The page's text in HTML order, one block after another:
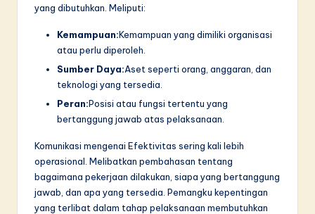
yang dibutuhkan. Meliputi:
Kemampuan:Kemampuan yang dimiliki organisasi
atau perlu diperoleh.
Sumber Daya:Aset seperti orang, anggaran, dan
teknologi yang tersedia.
Peran:Posisi atau fungsi tertentu yang
bertanggung jawab atas pelaksanaan.
Komunikasi mengenai Efektivitas sering kali lebih
operasional. Melibatkan pembahasan tentang
bagaimana pekerjaan dilakukan, siapa yang bertanggung
jawab, dan apa yang tersedia. Pemangku kepentingan
yang terlibat dalam tahap pelaksanaan membutuhkan